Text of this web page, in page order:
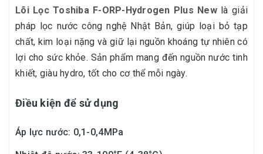
Lõi Lọc Toshiba F-ORP-Hydrogen Plus Newlà giải
pháp lọc nước công nghệ Nhật Bản, giúp loại bỏ tạp
chất, kim loại nặng và giữ lại nguồn khoáng tự nhiên có
lợi cho sức khỏe. Sản phẩm mang đến nguồn nước tinh
khiết, giàu hydro, tốt cho cơ thể mỗi ngày.
Điều kiện để sử dụng
Áp lực nước: 0,1-0,4MPa